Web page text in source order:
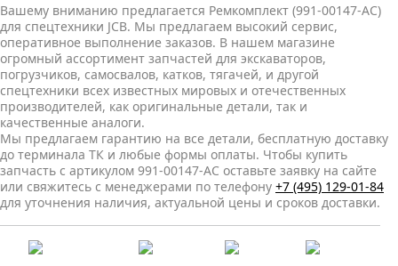
Вашему вниманию предлагается Ремкомплект (991-00147-AC)
для спецтехники JCB. Мы предлагаем высокий сервис,
оперативное выполнение заказов. В нашем магазине
огромный ассортимент запчастей для экскаваторов,
погрузчиков, самосвалов, катков, тягачей, и другой
спецтехники всех известных мировых и отечественных
производителей, как оригинальные детали, так и
качественные аналоги.
Мы предлагаем гарантию на все детали, бесплатную доставку
до терминала ТК и любые формы оплаты. Чтобы купить
запчасть с артикулом 991-00147-AC оставьте заявку на сайте
или свяжитесь с менеджерами по телефону +7 (495) 129-01-84
для уточнения наличия, актуальной цены и сроков доставки.